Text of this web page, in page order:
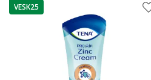
patarimas
VESK25